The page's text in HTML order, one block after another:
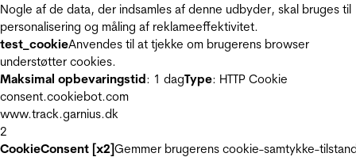
Nogle af de data, der indsamles af denne udbyder, skal bruges til
personalisering og måling af reklameeffektivitet.
test_cookieAnvendes til at tjekke om brugerens browser
understøtter cookies.
Maksimal opbevaringstid: 1 dagType: HTTP Cookie
consent.cookiebot.com
www.track.garnius.dk
2
CookieConsent [x2]Gemmer brugerens cookie-samtykke-